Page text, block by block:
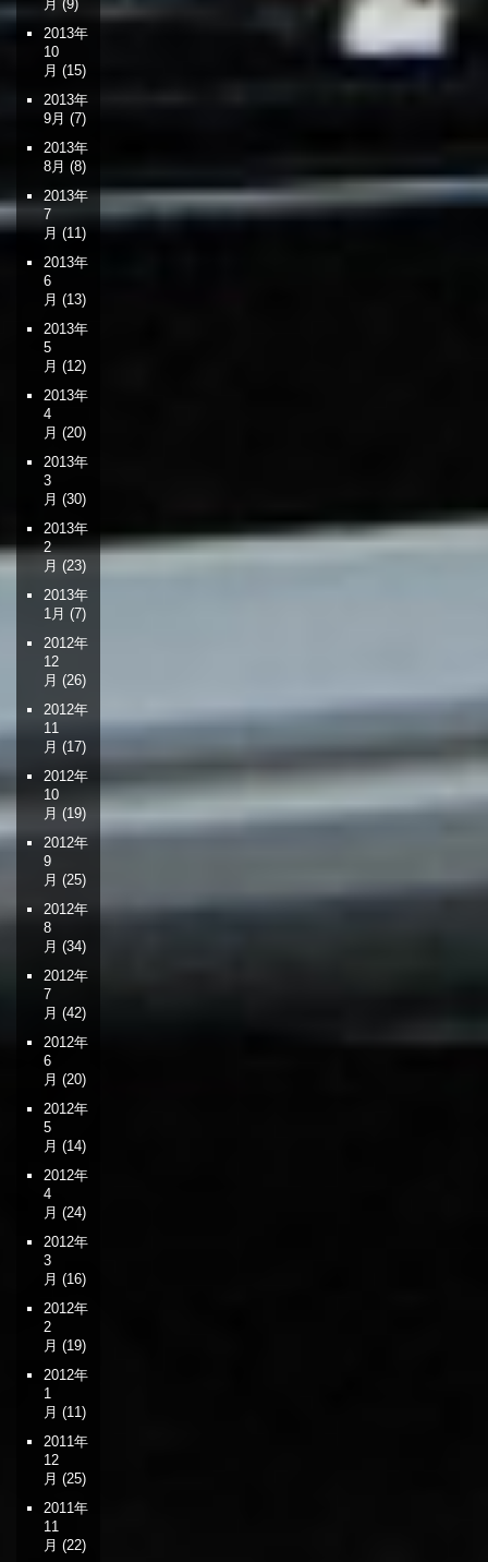
月 (9)
2013年
10
月 (15)
2013年
9月 (7)
2013年
8月 (8)
2013年
7
月 (11)
2013年
6
月 (13)
2013年
5
月 (12)
2013年
4
月 (20)
2013年
3
月 (30)
2013年
2
月 (23)
2013年
1月 (7)
2012年
12
月 (26)
2012年
11
月 (17)
2012年
10
月 (19)
2012年
9
月 (25)
2012年
8
月 (34)
2012年
7
月 (42)
2012年
6
月 (20)
2012年
5
月 (14)
2012年
4
月 (24)
2012年
3
月 (16)
2012年
2
月 (19)
2012年
1
月 (11)
2011年
12
月 (25)
2011年
11
月 (22)